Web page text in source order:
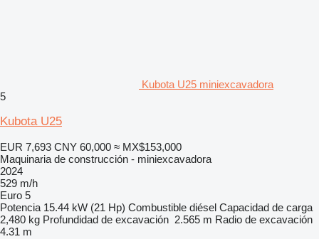
Kubota U25 miniexcavadora
5
Kubota U25
EUR 7,693 CNY 60,000 ≈ MX$153,000
Maquinaria de construcción - miniexcavadora
2024
529 m/h
Euro 5
Potencia 15.44 kW (21 Hp) Combustible diésel Capacidad de carga
2,480 kg Profundidad de excavación 2.565 m Radio de excavación
4.31 m